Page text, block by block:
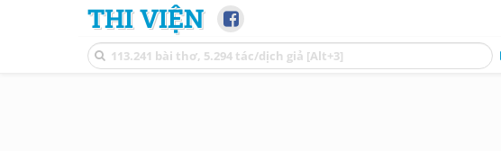
THI VIỆN